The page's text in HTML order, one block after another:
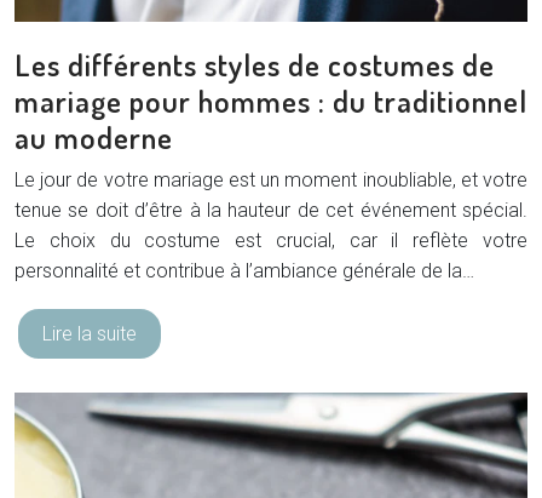
Les différents styles de costumes de
mariage pour hommes : du traditionnel
au moderne
Le jour de votre mariage est un moment inoubliable, et votre
tenue se doit d’être à la hauteur de cet événement spécial.
Le choix du costume est crucial, car il reflète votre
personnalité et contribue à l’ambiance générale de la…
Lire la suite